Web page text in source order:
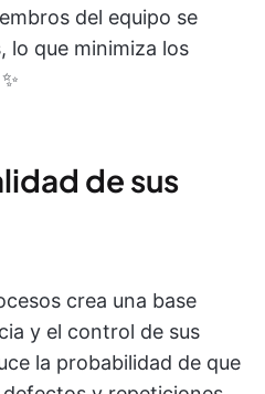
del equipo se
lo que minimiza los
de sus
crea una base
y el control de sus
la probabilidad de que